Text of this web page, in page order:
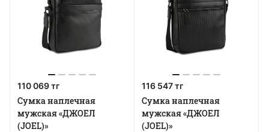
110 069 тг
Сумка наплечная
мужская «ДЖОЕЛ
(JOEL)»
116 547 тг
Сумка наплечная
мужская «ДЖОЕЛ
(JOEL)»